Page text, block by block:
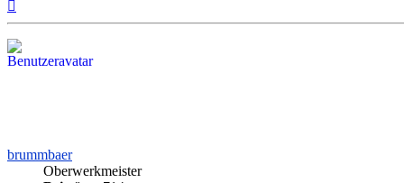
brummbaer
Oberwerkmeister